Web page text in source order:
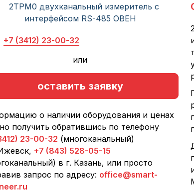
+7 (3412) 23-00-32
или
оставить заявку
о наличии оборудования и ценах
получить обратившись по телефону
23-00-32 (многоканальный)
+7 (843) 528-05-15
в г. Казань, или просто
запрос по адресу: office@smart-